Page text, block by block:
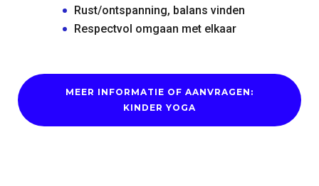
Rust/ontspanning, balans vinden
Respectvol omgaan met elkaar
MEER INFORMATIE OF AANVRAGEN:
KINDER YOGA